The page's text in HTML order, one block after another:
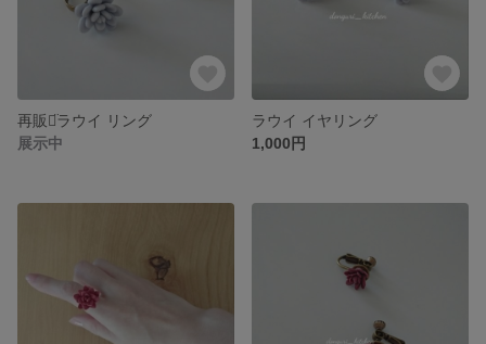
再販꒡̈ラウイ リング
展示中
ラウイ イヤリング
1,000円